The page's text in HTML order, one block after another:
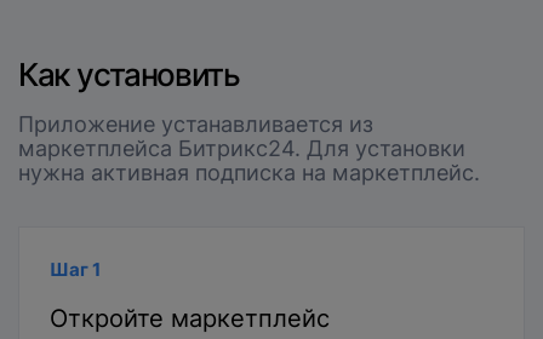
Как установить
Приложение устанавливается из
маркетплейса Битрикс24. Для установки
нужна активная подписка на маркетплейс.
Шаг 1
Откройте маркетплейс